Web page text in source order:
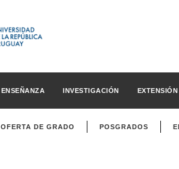
ENSEÑANZA INVESTIGACIÓN EXTENSIÓN
OFERTA DE GRADO POSGRADOS